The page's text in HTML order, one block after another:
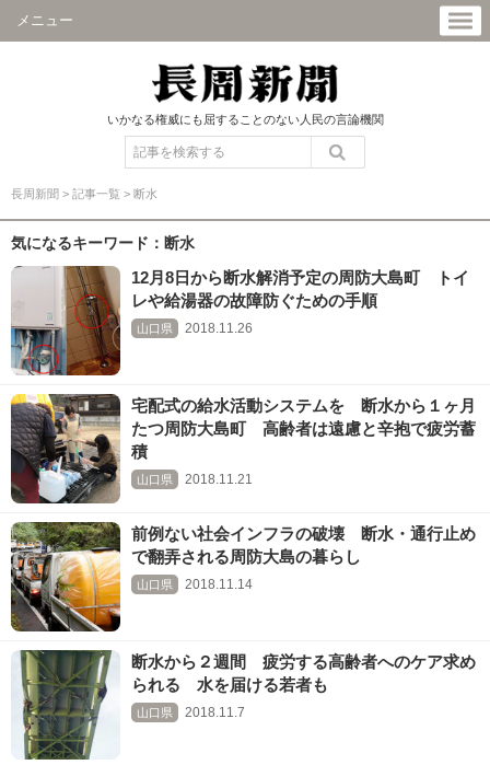
メニュー
いかなる権威にも屈することのない人民の言論機関
長周新聞 > 記事一覧 > 断水
気になるキーワード：断水
12月8日から断水解消予定の周防大島町 トイ
レや給湯器の故障防ぐための手順
山口県 2018.11.26
宅配式の給水活動システムを 断水から１ヶ月
たつ周防大島町 高齢者は遠慮と辛抱で疲労蓄
積
山口県 2018.11.21
前例ない社会インフラの破壊 断水・通行止め
で翻弄される周防大島の暮らし
山口県 2018.11.14
断水から２週間 疲労する高齢者へのケア求め
られる 水を届ける若者も
山口県 2018.11.7